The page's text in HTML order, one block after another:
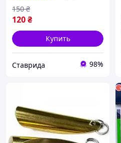
120₴
150 ₴
Купить
Ставрида 98%